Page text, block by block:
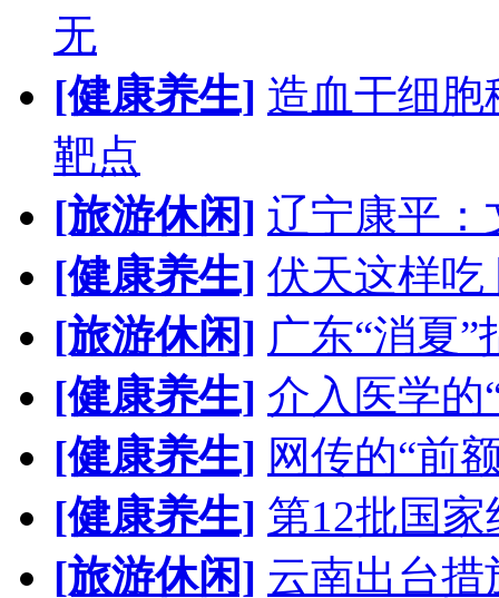
无
[健康养生] 造血干细
靶点
[旅游休闲] 辽宁康平：
[健康养生] 伏天这样吃
[旅游休闲] 广东“消夏”
[健康养生] 介入医学的
[健康养生] 网传的“前
[健康养生] 第12批国
[旅游休闲] 云南出台